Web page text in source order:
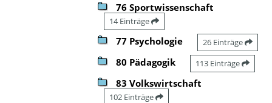
76 Sportwissenschaft
14 Einträge
77 Psychologie 26 Einträge
80 Pädagogik 113 Einträge
83 Volkswirtschaft
102 Einträge